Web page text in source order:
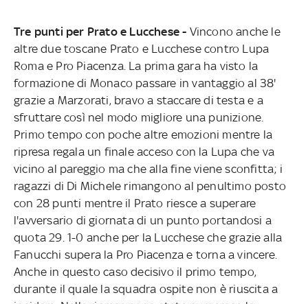
Tre punti per Prato e Lucchese - Vincono anche le
altre due toscane Prato e Lucchese contro Lupa
Roma e Pro Piacenza. La prima gara ha visto la
formazione di Monaco passare in vantaggio al 38'
grazie a Marzorati, bravo a staccare di testa e a
sfruttare così nel modo migliore una punizione.
Primo tempo con poche altre emozioni mentre la
ripresa regala un finale acceso con la Lupa che va
vicino al pareggio ma che alla fine viene sconfitta; i
ragazzi di Di Michele rimangono al penultimo posto
con 28 punti mentre il Prato riesce a superare
l'avversario di giornata di un punto portandosi a
quota 29. 1-0 anche per la Lucchese che grazie alla
Fanucchi supera la Pro Piacenza e torna a vincere.
Anche in questo caso decisivo il primo tempo,
durante il quale la squadra ospite non è riuscita a